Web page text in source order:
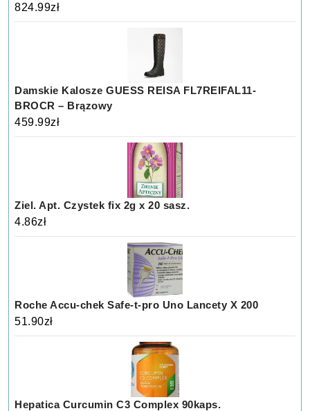
824.99zł
Damskie Kalosze GUESS REISA FL7REIFAL11-
BROCR – Brązowy
459.99zł
Ziel. Apt. Czystek fix 2g x 20 sasz.
4.86zł
Roche Accu-chek Safe-t-pro Uno Lancety X 200
51.90zł
Hepatica Curcumin C3 Complex 90kaps.